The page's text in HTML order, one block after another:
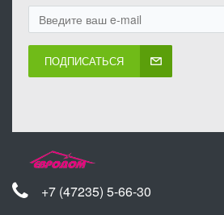
ПОДПИСАТЬСЯ
+7 (47235) 5-66-30